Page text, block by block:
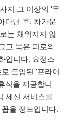
지 그 이상의 '무
다닌 후, 차가운
는 채워지지 않
고 묵은 피로와
입니다. 요정스
도입된 '프라이
식을 제공합니
세신 서비스를
을 정도입니다.